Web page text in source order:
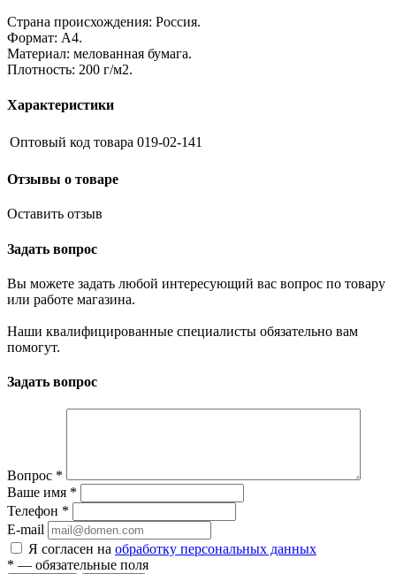
Страна происхождения: Россия.
Формат: А4.
Материал: мелованная бумага.
Плотность: 200 г/м2.
Характеристики
Оптовый код товара 019-02-141
Отзывы о товаре
Оставить отзыв
Задать вопрос
Вы можете задать любой интересующий вас вопрос по товару
или работе магазина.
Наши квалифицированные специалисты обязательно вам
помогут.
Задать вопрос
Вопрос *
Ваше имя *
Телефон *
E-mail
Я согласен на обработку персональных данных
* — обязательные поля